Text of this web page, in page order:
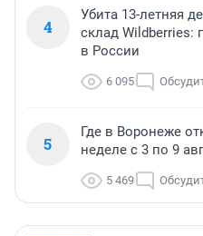
4
Убита 13-летняя
склад Wildberries:
в России
6 095
5
Где в Воронеже
неделе с 3 по 9
5 469